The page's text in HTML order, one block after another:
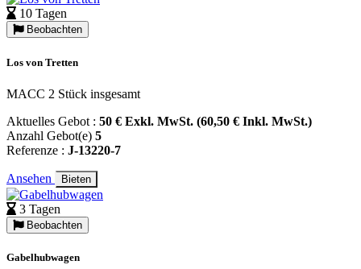
10 Tagen
Beobachten
Los von Tretten
MACC 2 Stück insgesamt
Aktuelles Gebot : 50 € Exkl. MwSt. (60,50 € Inkl. MwSt.)
Anzahl Gebot(e) 5
Referenze : J-13220-7
Ansehen Bieten
3 Tagen
Beobachten
Gabelhubwagen